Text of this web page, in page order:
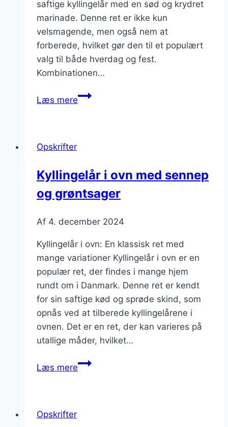
saftige kyllingelår med en sød og krydret
marinade. Denne ret er ikke kun
velsmagende, men også nem at
forberede, hvilket gør den til et populært
valg til både hverdag og fest.
Kombinationen…
Læs mereKyllingelår
honning
Opskrifter
Kyllingelår i ovn med sennep
og grøntsager
Af 4. december 2024
Kyllingelår i ovn: En klassisk ret med
mange variationer Kyllingelår i ovn er en
populær ret, der findes i mange hjem
rundt om i Danmark. Denne ret er kendt
for sin saftige kød og sprøde skind, som
opnås ved at tilberede kyllingelårene i
ovnen. Det er en ret, der kan varieres på
utallige måder, hvilket…
Læs mereKyllingelår
Opskrifter